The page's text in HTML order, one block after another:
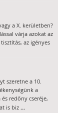
a X. kerületben?
várja azokat az
az igényes
szeretne a 10.
a
redőny cseréje,
is biz ...